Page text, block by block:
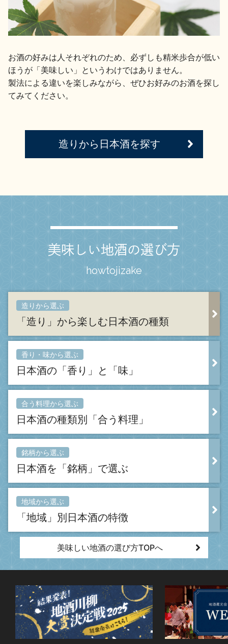
お酒の好みは人それぞれのため、必ずしも精米歩合が低い
ほうが「美味しい」というわけではありません。
製法による違いを楽しみながら、ぜひお好みのお酒を探し
てみてください。
造りから日本酒を探す
美味しい地酒の選び方
howtojizake
造りから選ぶ
「造り」から楽しむ日本酒の種類
香り・味から選ぶ
日本酒の「香り」と「味」
合う料理から選ぶ
日本酒の種類別「合う料理」
銘柄から選ぶ
日本酒を「銘柄」で選ぶ
地域から選ぶ
「地域」別日本酒の特徴
美味しい地酒の選び方TOPへ